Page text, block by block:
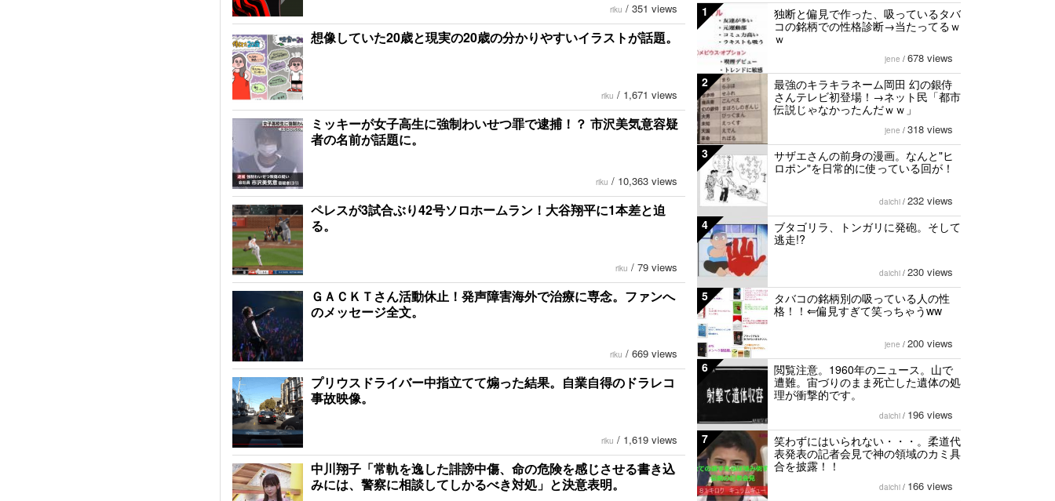
riku / 351 views
想像していた20歳と現実の20歳の分かりやすいイラストが話題。
riku / 1,671 views
ミッキーが女子高生に強制わいせつ罪で逮捕！？ 市沢美気意容疑
者の名前が話題に。
riku / 10,363 views
ペレスが3試合ぶり42号ソロホームラン！大谷翔平に1本差と迫
る。
riku / 79 views
ＧＡＣＫＴさん活動休止！発声障害海外で治療に専念。ファンへ
のメッセージ全文。
riku / 669 views
プリウスドライバー中指立てて煽った結果。自業自得のドラレコ
事故映像。
riku / 1,619 views
中川翔子「常軌を逸した誹謗中傷、命の危険を感じさせる書き込
みには、警察に相談してしかるべき対処」と決意表明。
1
独断と偏見で作った、吸っているタバ
コの銘柄での性格診断→当たってるｗ
ｗ
jene / 678 views
2
最強のキラキラネーム岡田 幻の銀侍
さんテレビ初登場！→ネット民「都市
伝説じゃなかったんだｗｗ」
jene / 318 views
3
サザエさんの前身の漫画。なんと"ヒ
ロポン"を日常的に使っている回が！
daichi / 232 views
4
ブタゴリラ、トンガリに発砲。そして
逃走!?
daichi / 230 views
5
タバコの銘柄別の吸っている人の性
格！！⇐偏見すぎて笑っちゃうww
jene / 200 views
6
閲覧注意。1960年のニュース。山で
遭難。宙づりのまま死亡した遺体の処
理が衝撃的です。
daichi / 196 views
7
笑わずにはいられない・・・。柔道代
表発表の記者会見で神の領域のカミ具
合を披露！！
daichi / 166 views